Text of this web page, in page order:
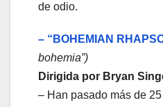
de odio.
– “BOHEMIAN
bohemia”)
Dirigida por Bryan
– Han pasado más de